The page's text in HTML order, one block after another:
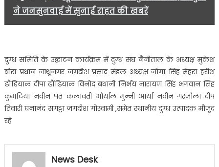
ने जनसुनवाई में सुनाईं राहत की खबरें
दुग्ध समिति के उद्घाटन कार्यक्रम में दुग्ध संघ नैनीताल के अध्यक्ष मुकेश
बोरा प्रधान नाथूनगर जगदीश प्रसाद मंडल अध्यक्ष जोगा सिंह मेहरा हरीश
ढौंडियाल दीपा ढौंढियाल विनोद बधानी निर्भय नारायण सिंह भगवान सिंह
कुमटिया नवीन पंत कलावती भौर्याल मुन्नी आर्या नवीन गरजौला दीप
तिवारी घनानंद सगट्टा जगदीश गोस्वामी ,समेत स्थानीय दुग्ध उत्पादक मौजूद
रहे
News Desk